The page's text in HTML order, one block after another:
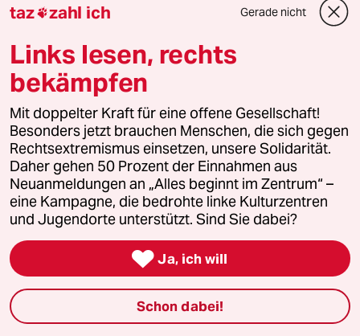
Kräfte inzwischen geworden sind. Gerade jetzt
braucht es Zusammenhalt und Solidarität. Auch
und vor allem mit den Menschen, die sich vor Ort
für eine starke Zivilgesellschaft einsetzen. Die taz
kooperiert deshalb mit "Alles beginnt im
Zentrum". Die Kampagne unterstützt bundesweit
linke, selbstverwaltete Orte und baut einen
solidarischen Fonds für deren Schutz und Erhalt
auf. Eine offene Gesellschaft braucht guten, frei
zugänglichen Journalismus – und
zivilgesellschaftliches Engagement. Finden Sie
auch? Dann machen Sie mit und unterstützen Sie
unsere Aktion.
Jetzt unterstützen
taz zahl ich Gerade nicht
Links lesen, rechts
bekämpfen
Mit doppelter Kraft für eine offene Gesellschaft!
Besonders jetzt brauchen Menschen, die sich gegen
Rechtsextremismus einsetzen, unsere Solidarität.
Daher gehen 50 Prozent der Einnahmen aus
Neuanmeldungen an „Alles beginnt im Zentrum“ –
eine Kampagne, die bedrohte linke Kulturzentren
und Jugendorte unterstützt. Sind Sie dabei?
 Ja, ich will
Schon dabei!